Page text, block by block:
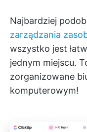
Najbardziej
zarządzania
wszystko jest
jednym miejscu.
zorganizowane
komputerowym!